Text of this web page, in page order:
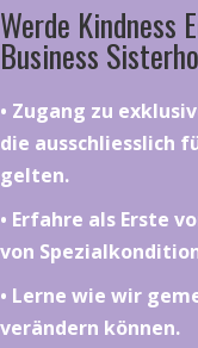
Werde Kindness
Business
•⁠ ⁠⁠Zugang zu
die ausschliesslich
gelten.
•⁠ ⁠⁠Erfahre als Erste
von
•⁠ ⁠⁠Lerne wie wir
verändern können.